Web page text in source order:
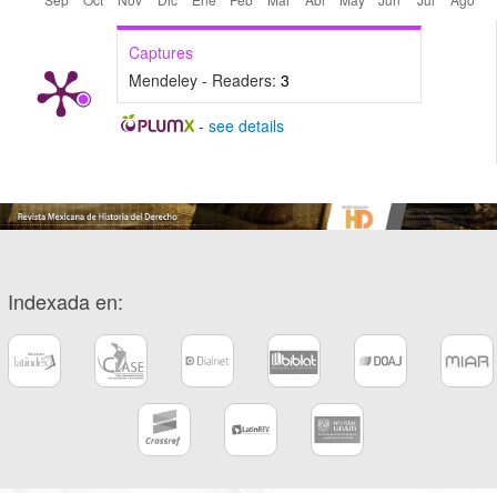
Captures
Mendeley - Readers: 3
- see details
Indexada en: